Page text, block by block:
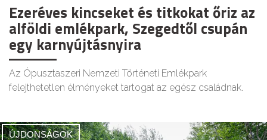
Ezeréves kincseket és titkokat őriz az
alföldi emlékpark, Szegedtől csupán
egy karnyújtásnyira
Az Ópusztaszeri Nemzeti Történeti Emlékpark
felejthetetlen élményeket tartogat az egész családnak.
ÚJDONSÁGOK